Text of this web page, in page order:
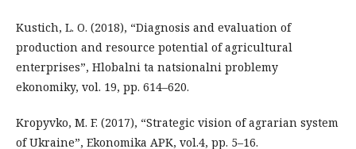
Kustich, L. O. (2018), “Diagnosis and evaluation of
production and resource potential of agricultural
enterprises”, Hlobalni ta natsionalni problemy
ekonomiky, vol. 19, pp. 614–620.
Kropyvko, M. F. (2017), “Strategic vision of agrarian system
of Ukraine”, Ekonomika APK, vol.4, pp. 5–16.